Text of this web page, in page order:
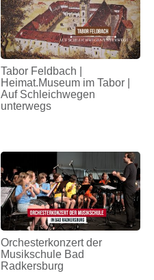
Tabor Feldbach |
Heimat.Museum im Tabor |
Auf Schleichwegen
unterwegs
Orchesterkonzert der
Musikschule Bad
Radkersburg